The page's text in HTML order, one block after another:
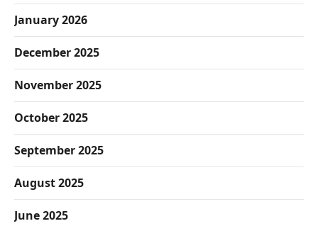
January 2026
December 2025
November 2025
October 2025
September 2025
August 2025
June 2025